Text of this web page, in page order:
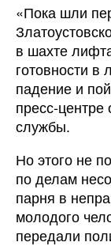
«Пока шли
в шахте
готовности в
падение и
пресс-центре
службы.
Но этого не
по делам
парня в
молодого
передали